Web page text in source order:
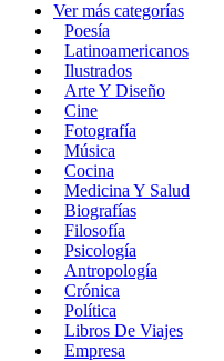
Ver más categorías
Poesía
Latinoamericanos
Ilustrados
Arte Y Diseño
Cine
Fotografía
Música
Cocina
Medicina Y Salud
Biografías
Filosofía
Psicología
Antropología
Crónica
Política
Libros De Viajes
Empresa